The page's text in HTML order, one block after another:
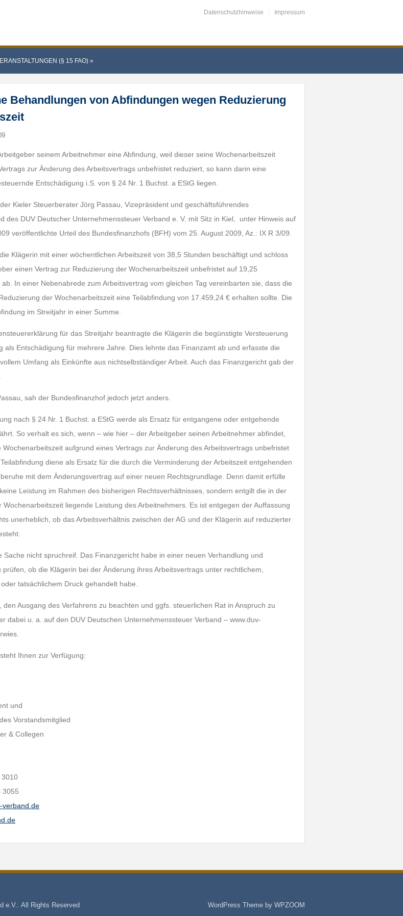
Datenschutzhinweise Impressum
(§ 15 FAO) »
Behandlungen von Abfindungen wegen Reduzierung
seinem Arbeitnehmer eine Abfindung, weil dieser seine Wochenarbeitszeit
zur Änderung des Arbeitsvertrags unbefristet reduziert, so kann darin eine
Entschädigung i.S. von § 24 Nr. 1 Buchst. a EStG liegen.
Kieler Steuerberater Jörg Passau, Vizepräsident und geschäftsführendes
des DUV Deutscher Unternehmenssteuer Verband e. V. mit Sitz in Kiel, unter Hinweis auf
veröffentlichte Urteil des Bundesfinanzhofs (BFH) vom 25. August 2009, Az.: IX R 3/09.
Klägerin mit einer wöchentlichen Arbeitszeit von 38,5 Stunden beschäftigt und schloss
einen Vertrag zur Reduzierung der Wochenarbeitszeit unbefristet auf 19,25
In einer Nebenabrede zum Arbeitsvertrag vom gleichen Tag vereinbarten sie, dass die
der Wochenarbeitszeit eine Teilabfindung von 17.459,24 € erhalten sollte. Die
im Streitjahr in einer Summe.
für das Streitjahr beantragte die Klägerin die begünstigte Versteuerung
als Entschädigung für mehrere Jahre. Dies lehnte das Finanzamt ab und erfasste die
Umfang als Einkünfte aus nichtselbständiger Arbeit. Auch das Finanzgericht gab der
sah der Bundesfinanzhof jedoch jetzt anders.
nach § 24 Nr. 1 Buchst. a EStG werde als Ersatz für entgangene oder entgehende
So verhalt es sich, wenn – wie hier – der Arbeitgeber seinen Arbeitnehmer abfindet,
Wochenarbeitszeit aufgrund eines Vertrags zur Änderung des Arbeitsvertrags unbefristet
diene als Ersatz für die durch die Verminderung der Arbeitszeit entgehenden
mit dem Änderungsvertrag auf einer neuen Rechtsgrundlage. Denn damit erfülle
Leistung im Rahmen des bisherigen Rechtsverhältnisses, sondern entgilt die in der
Wochenarbeitszeit liegende Leistung des Arbeitnehmers. Es ist entgegen der Auffassung
unerheblich, ob das Arbeitsverhältnis zwischen der AG und der Klägerin auf reduzierter
Sache nicht spruchreif. Das Finanzgericht habe in einer neuen Verhandlung und
prüfen, ob die Klägerin bei der Änderung ihres Arbeitsvertrags unter rechtlichem,
tatsächlichem Druck gehandelt habe.
den Ausgang des Verfahrens zu beachten und ggfs. steuerlichen Rat in Anspruch zu
dabei u. a. auf den DUV Deutschen Unternehmenssteuer Verband – www.duv-
Ihnen zur Verfügung:
und
Vorstandsmitglied
& Collegen
3055
verband.de
WordPress Theme by WPZOOM
e.V.. All Rights Reserved